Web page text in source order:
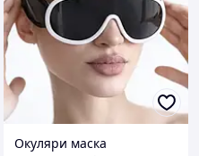
Окуляри маска